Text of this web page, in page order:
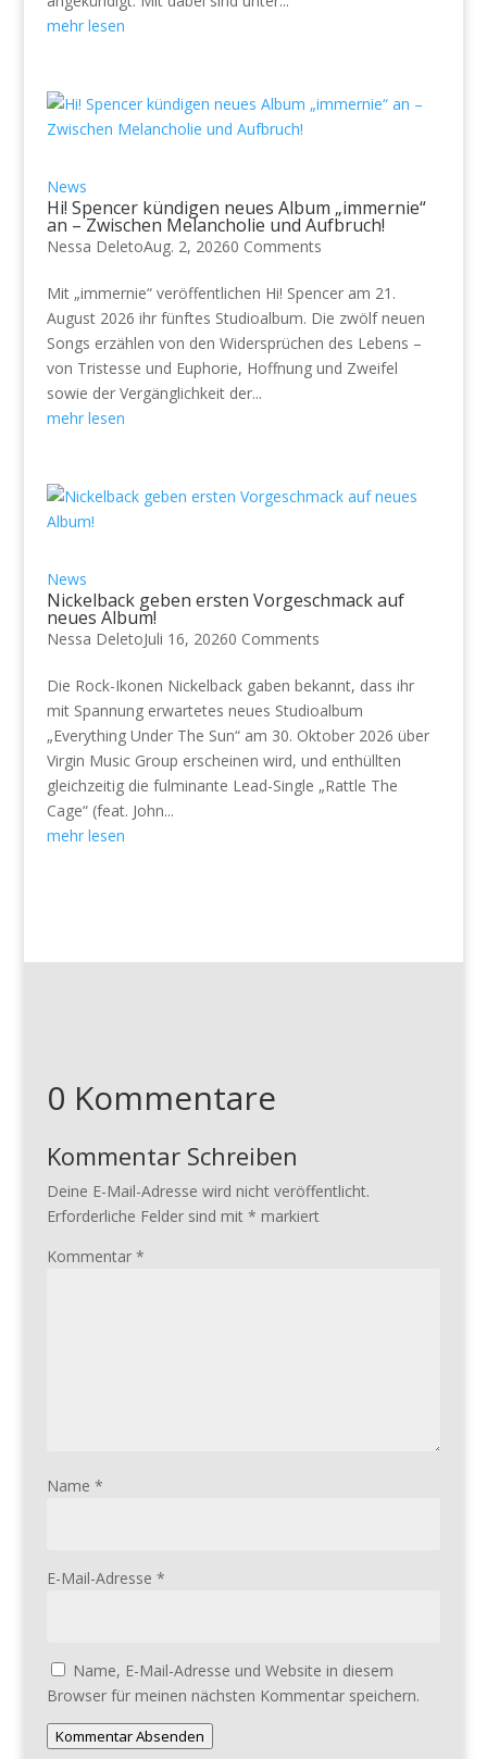
mehr lesen
News
Hi! Spencer kündigen neues Album „immernie“
an – Zwischen Melancholie und Aufbruch!
Nessa DeletoAug. 2, 20260 Comments
Mit „immernie“ veröffentlichen Hi! Spencer am 21.
August 2026 ihr fünftes Studioalbum. Die zwölf neuen
Songs erzählen von den Widersprüchen des Lebens –
von Tristesse und Euphorie, Hoffnung und Zweifel
sowie der Vergänglichkeit der...
mehr lesen
News
Nickelback geben ersten Vorgeschmack auf
neues Album!
Nessa DeletoJuli 16, 20260 Comments
Die Rock-Ikonen Nickelback gaben bekannt, dass ihr
mit Spannung erwartetes neues Studioalbum
„Everything Under The Sun“ am 30. Oktober 2026 über
Virgin Music Group erscheinen wird, und enthüllten
gleichzeitig die fulminante Lead-Single „Rattle The
Cage“ (feat. John...
mehr lesen
0 Kommentare
Kommentar Schreiben
Deine E-Mail-Adresse wird nicht veröffentlicht.
Erforderliche Felder sind mit * markiert
Kommentar *
Name *
E-Mail-Adresse *
Name, E-Mail-Adresse und Website in diesem
Browser für meinen nächsten Kommentar speichern.
Kommentar Absenden